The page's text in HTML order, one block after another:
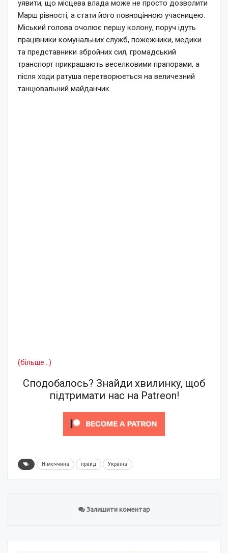
уявити, що місцева влада може не просто дозволити
Марш рівності, а стати його повноцінною учасницею.
Міський голова очолює першу колону, поруч ідуть
працівники комунальних служб, пожежники, медики
та представники збройних сил, громадський
транспорт прикрашають веселковими прапорами, а
після ходи ратуша перетворюється на величезний
танцювальний майданчик.
(більше…)
Сподобалось? Знайди хвилинку, щоб
підтримати нас на Patreon!
Німеччина прайд Україна
Залишити коментар